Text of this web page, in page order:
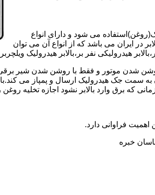
می شود و دارای انواع
در ایران می باشد که از انواع آن می توان
هیدرولیکی نفر بر،بالابر هیدرولیک
روشن شدن موتور و فقط با روشن شدن شیر
جک هیدرولیک ارسال و پمپاز می کند.با
برق وارد بالابر نشود اجازه تخلیه روغن
اهمیت فراوانی دارد.
خبره